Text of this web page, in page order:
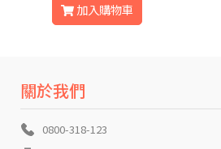
加入購物車
關於我們
0800-318-123